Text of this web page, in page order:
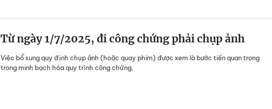
Từ ngày 1/7/2025, đi công chứng phải chụp ảnh
Việc bổ sung quy định chụp ảnh (hoặc quay phim) được xem là bước tiến quan trọng
trong minh bạch hóa quy trình công chứng,